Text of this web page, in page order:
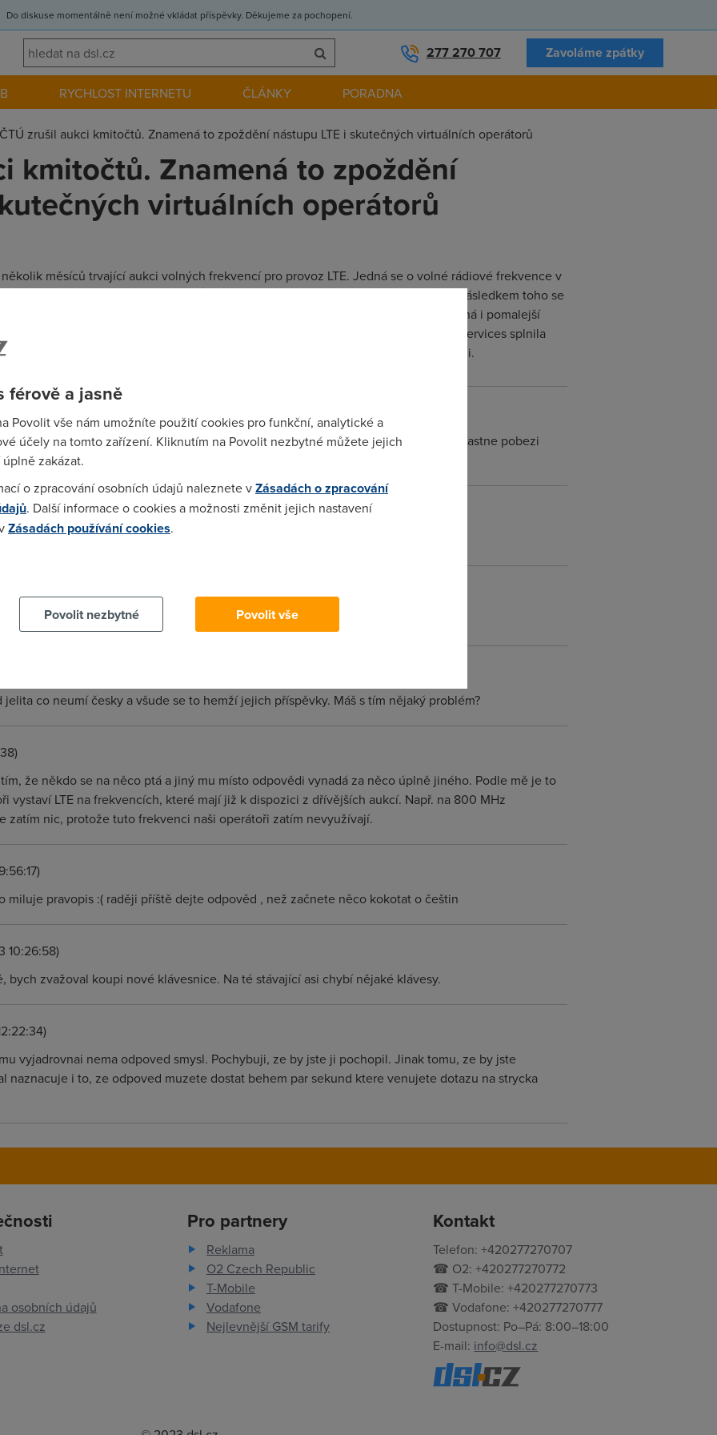
Do diskuse momentálně není možné vkládat příspěvky. Děkujeme za pochopení.
277 270 707 Zavoláme zpátky
RYCHLOST INTERNETU ČLÁNKY PORADNA
ČTÚ zrušil aukci kmitočtů. Znamená to zpoždění nástupu LTE i skutečných virtuálních operátorů
kmitočtů. Znamená to zpoždění
virtuálních operátorů
měsíců trvající aukci volných frekvencí pro provoz LTE. Jedná se o volné rádiové frekvence v
Důvodem zrušení je podle ČTÚ to, že operátoři nabídli moc vysokou částku. Následkem toho se
chce být společnost PPF Mobile Services ze skupiny PPF) – to de facto znamená i pomalejší
virtuálních operátorů. Tedy pokud budeme předpokládat, že by PPF Mobile Services splnila
LTE sítí, levnějších datových a hlasových služeb a spolupráce s ostatními firmami.
O2 a T-mobil vistavet sit i bez ty licence tak naco je vlastne ta aukce nebo jak to vlastne pobezi
diky za odpoved
jelita co neumí česky a všude se to hemží jejich příspěvky. Máš s tím nějaký problém?
že někdo se na něco ptá a jiný mu místo odpovědi vynadá za něco úplně jiného. Podle mě je to
vystaví LTE na frekvencích, které mají již k dispozici z dřívějších aukcí. Např. na 800 MHz
zatím nic, protože tuto frekvenci naši operátoři zatím nevyužívají.
miluje pravopis :( raději příště dejte odpověd , než začnete něco kokotat o češtin
10:26:58)
bych zvažoval koupi nové klávesnice. Na té stávající asi chybí nějaké klávesy.
vyjadrovnai nema odpoved smysl. Pochybuji, ze by jste ji pochopil. Jinak tomu, ze by jste
naznacuje i to, ze odpoved muzete dostat behem par sekund ktere venujete dotazu na strycka
osobních údajů
dsl.cz
Pro partnery
Reklama
O2 Czech Republic
T-Mobile
Vodafone
Nejlevnější GSM tarify
Kontakt
Telefon: +420277270707
☎ O2: +420277270772
☎ T-Mobile: +420277270773
☎ Vodafone: +420277270777
Dostupnost: Po–Pá: 8:00–18:00
E-mail: info@dsl.cz
férově a jasně
Povolit vše nám umožníte použití cookies pro funkční, analytické a
účely na tomto zařízení. Kliknutím na Povolit nezbytné můžete jejich
zakázat.
o zpracování osobních údajů naleznete vZásadách o zpracování
. Další informace o cookies a možnosti změnit jejich nastavení
Zásadách používání cookies.
Povolit nezbytné
Povolit vše